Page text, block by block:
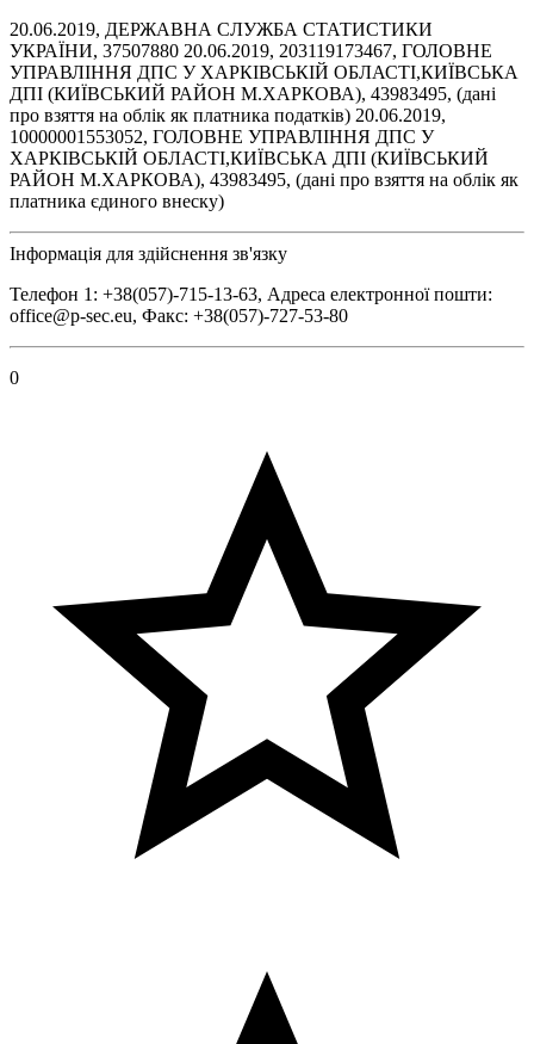
20.06.2019, ДЕРЖАВНА СЛУЖБА СТАТИСТИКИ
УКРАЇНИ, 37507880 20.06.2019, 203119173467, ГОЛОВНЕ
УПРАВЛІННЯ ДПС У ХАРКІВСЬКІЙ ОБЛАСТІ,КИЇВСЬКА
ДПІ (КИЇВСЬКИЙ РАЙОН М.ХАРКОВА), 43983495, (дані
про взяття на облік як платника податків) 20.06.2019,
10000001553052, ГОЛОВНЕ УПРАВЛІННЯ ДПС У
ХАРКІВСЬКІЙ ОБЛАСТІ,КИЇВСЬКА ДПІ (КИЇВСЬКИЙ
РАЙОН М.ХАРКОВА), 43983495, (дані про взяття на облік як
платника єдиного внеску)
Інформація для здійснення зв'язку
Телефон 1: +38(057)-715-13-63, Адреса електронної пошти:
office@p-sec.eu, Факс: +38(057)-727-53-80
0